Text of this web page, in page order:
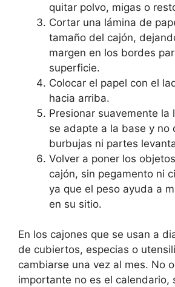
quitar polvo, migas o
Cortar una lámina de
tamaño del cajón,
margen en los bordes
superficie.
Colocar el papel con el
hacia arriba.
Presionar suavemente la
se adapte a la base y no
burbujas ni partes
Volver a poner los
cajón, sin pegamento ni
ya que el peso ayuda a
en su sitio.
En los cajones que se usan a
de cubiertos, especias o
cambiarse una vez al mes. No
importante no es el calendario,